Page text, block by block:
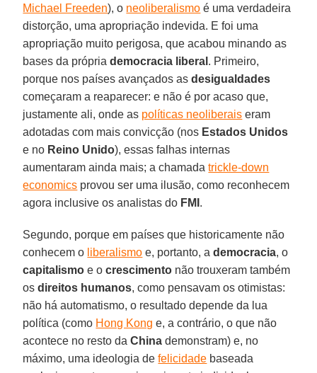
Michael Freeden), o neoliberalismo é uma verdadeira
distorção, uma apropriação indevida. E foi uma
apropriação muito perigosa, que acabou minando as
bases da própriademocracia liberal . Primeiro,
porque nos países avançados asdesigualdades
começaram a reaparecer: e não é por acaso que,
justamente ali, onde as políticas neoliberais eram
adotadas com mais convicção (nos Estados Unidos
e no Reino Unido), essas falhas internas
aumentaram ainda mais; a chamadatrickle-down
economics provou ser uma ilusão, como reconhecem
agora inclusive os analistas do FMI .
Segundo, porque em países que historicamente não
conhecem o liberalismo e, portanto, ademocracia, o
capitalismo e ocrescimento não trouxeram também
osdireitos humanos, como pensavam os otimistas:
não há automatismo, o resultado depende da lua
política (como Hong Kong e, a contrário, o que não
acontece no resto daChina demonstram) e, no
máximo, uma ideologia defelicidade baseada